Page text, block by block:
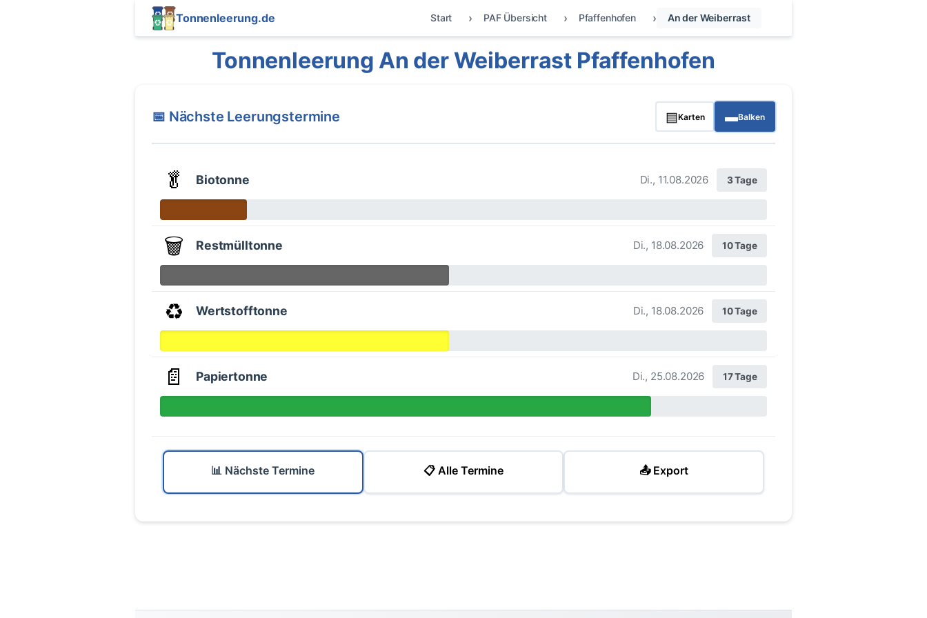
Tonnenleerung.de Start PAF Übersicht Pfaffenhofen An der Weiberrast
Tonnenleerung An der Weiberrast Pfaffenhofen
📅 Nächste Leerungstermine ▤Karten ▬Balken
🥬 Biotonne Di., 11.08.2026 3 Tage
🗑️ Restmülltonne Di., 18.08.2026 10 Tage
♻️ Wertstofftonne Di., 18.08.2026 10 Tage
📄 Papiertonne Di., 25.08.2026 17 Tage
📊 Nächste Termine 📋 Alle Termine 📤 Export